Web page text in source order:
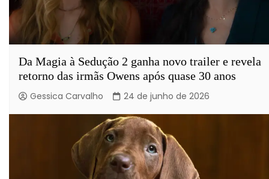
Da Magia à Sedução 2 ganha novo trailer e revela
retorno das irmãs Owens após quase 30 anos
Gessica Carvalho 24 de junho de 2026